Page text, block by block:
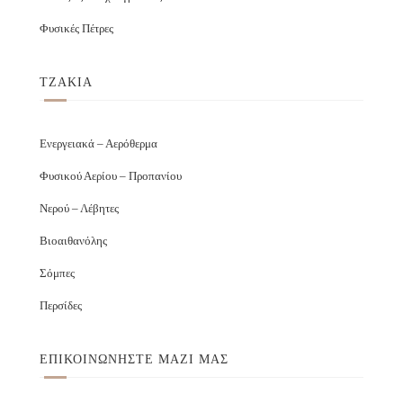
Φυσικές Πέτρες
ΤΖΑΚΙΑ
Ενεργειακά – Αερόθερμα
Φυσικού Αερίου – Προπανίου
Νερού – Λέβητες
Βιοαιθανόλης
Σόμπες
Περσίδες
ΕΠΙΚΟΙΝΩΝΉΣΤΕ ΜΑΖΊ ΜΑΣ